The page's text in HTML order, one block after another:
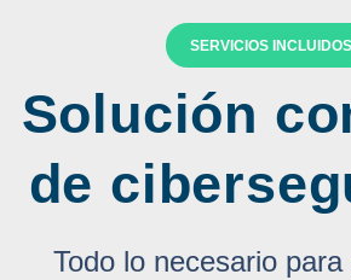
SERVICIOS INCLUIDOS
Solución
de
Todo lo necesario